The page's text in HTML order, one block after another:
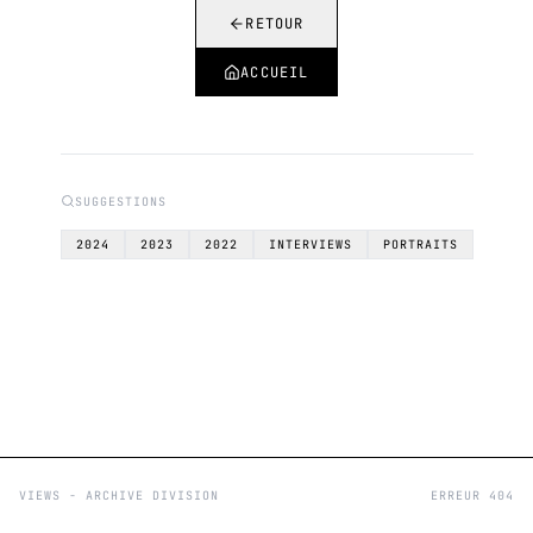
RETOUR
ACCUEIL
SUGGESTIONS
2024 2023 2022 INTERVIEWS PORTRAITS
VIEWS - ARCHIVE DIVISION ERREUR 404